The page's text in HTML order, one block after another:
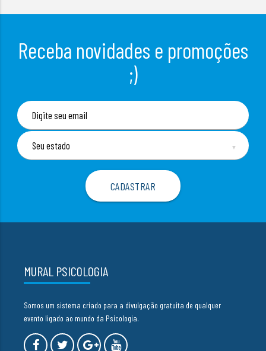
Receba novidades e promoções
;)
▼
MURAL PSICOLOGIA
Somos um sistema criado para a divulgação gratuita de qualquer
evento ligado ao mundo da Psicologia.